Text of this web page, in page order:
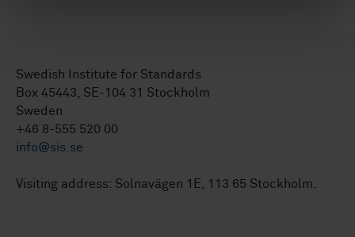
Swedish Institute for Standards
Box 45443, SE-104 31 Stockholm
Sweden
+46 8-555 520 00
info@sis.se
Visiting address: Solnavägen 1E, 113 65 Stockholm.